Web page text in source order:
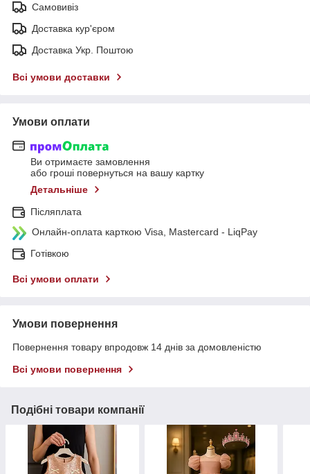
Самовивіз
Доставка кур'єром
Доставка Укр. Поштою
Всі умови доставки
Умови оплати
Ви отримаєте замовлення
або гроші повернуться на вашу картку
Детальніше
Післяплата
Онлайн-оплата карткою Visa, Mastercard - LiqPay
Готівкою
Всі умови оплати
Умови повернення
Повернення товару впродовж 14 днів за домовленістю
Всі умови повернення
Подібні товари компанії